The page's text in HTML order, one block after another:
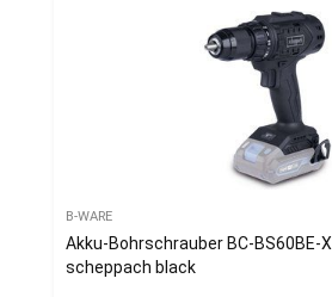
B-WARE
Akku-Bohrschrauber BC-BS60BE-X
scheppach black